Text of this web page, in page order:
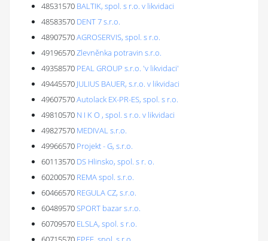
48531570 BALTIK, spol. s r.o. v likvidaci
48583570 DENT 7 s.r.o.
48907570AGROSERVIS, spol. s r.o.
49196570Zlevněnka potravin s.r.o.
49358570 PEAL GROUP s.r.o. 'v likvidaci'
49445570 JULIUS BAUER, s.r.o. v likvidaci
49607570Autolack EX-PR-ES, spol. s r.o.
49810570 N I K O , spol. s r.o. v likvidaci
49827570 MEDIVAL s.r.o.
49966570 Projekt - G, s.r.o.
60113570 DS Hlinsko, spol. s r. o.
60200570 REMA spol. s.r.o.
60466570 REGULA CZ, s.r.o.
60489570SPORT bazar s.r.o.
60709570 ELSLA, spol. s r.o.